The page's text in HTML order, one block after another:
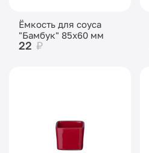
Ёмкость для соуса
"Бамбук" 85х60 мм
22 ₽